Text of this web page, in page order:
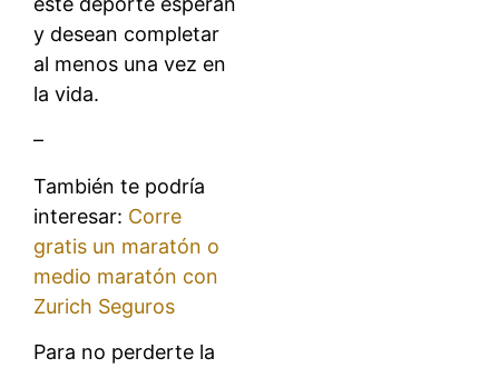
y desean completar
al menos una vez en
la vida.
–
También te podría
interesar: Corre
gratis un maratón o
medio maratón con
Zurich Seguros
Para no perderte la